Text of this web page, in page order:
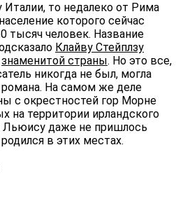
Италии, то недалеко от Рима
которого сейчас
тысяч человек. Название
Клайву Стейплзу
знаменитой страны. Но это все,
никогда не был, могла
романа. На самом же деле
с окрестностей гор Морне
на территории ирландского
Льюису даже не пришлось
в этих местах.